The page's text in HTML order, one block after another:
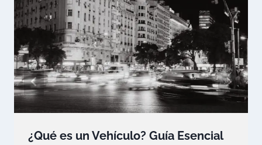
¿Qué es un Vehículo? Guía Esencial